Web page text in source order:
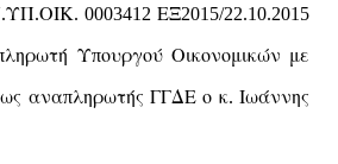
.ΥΠ.ΟΙΚ. 0003412 ΕΞ2015/22.10.2015
ληρωτή Υπουργού Οικονομικών με
ως αναπληρωτής ΓΓΔΕο κ. Ιωάννης